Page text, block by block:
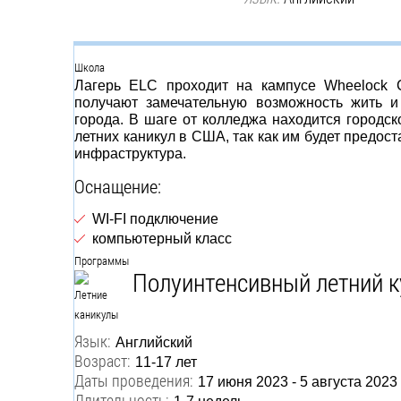
Группа
Школа
Лагерь ELC проходит на кампусе
получают замечательную возможность жить
города. В шаге от колледжа находится
летних каникул в США, так как им будет
инфраструктура.
Оснащение:
WI-FI подключение
компьютерный класс
Программы
Полуинтенсивный летний
Язык: Английский
Возраст: 11-17 лет
Даты проведения: 17 июня 2023 - 5 августа 2023